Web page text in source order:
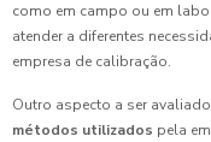
como em campo ou em
atender a diferentes
empresa de calibração.
Outro aspecto a ser avaliado
métodos utilizados pela